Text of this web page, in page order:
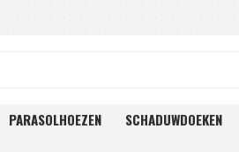
PARASOLHOEZEN SCHADUWDOEKEN